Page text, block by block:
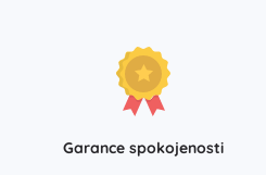
Garance spokojenosti